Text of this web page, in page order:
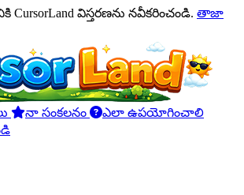
విస్తరణను నవీకరించండి. తాజా
నా సంకలనం
ఎలా ఉపయోగించాలి